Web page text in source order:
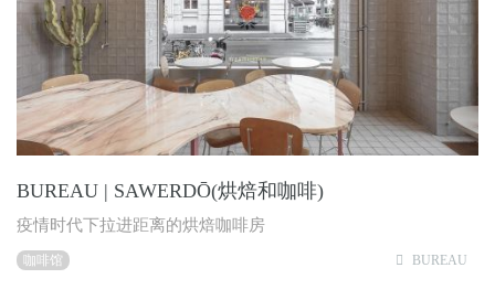
BUREAU | SAWERDŌ(烘焙和咖啡)
疫情时代下拉进距离的烘焙咖啡房
咖啡馆 BUREAU